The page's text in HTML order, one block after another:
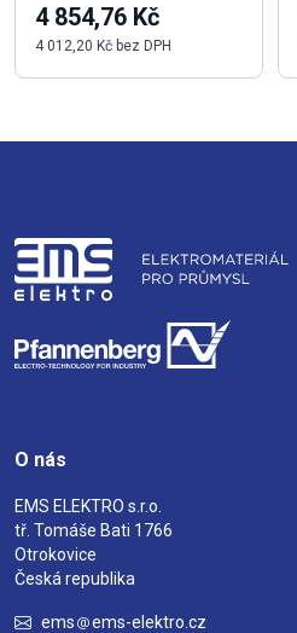
4 854,76 Kč
4 012,20 Kč bez DPH
O nás
EMS ELEKTRO s.r.o.
tř. Tomáše Bati 1766
Otrokovice
Česká republika
ems
ems-elektro.cz